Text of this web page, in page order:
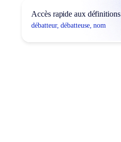
Accès rapide aux définitions
débatteur, débatteuse, nom